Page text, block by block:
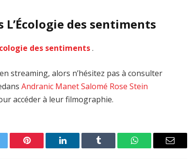
des sentiments
des sentiments.
streaming, alors n’hésitez pas à consulter
Andranic Manet Salomé Rose Stein
accéder à leur filmographie.
Pinterest LinkedIn Tumblr WhatsAppEmail